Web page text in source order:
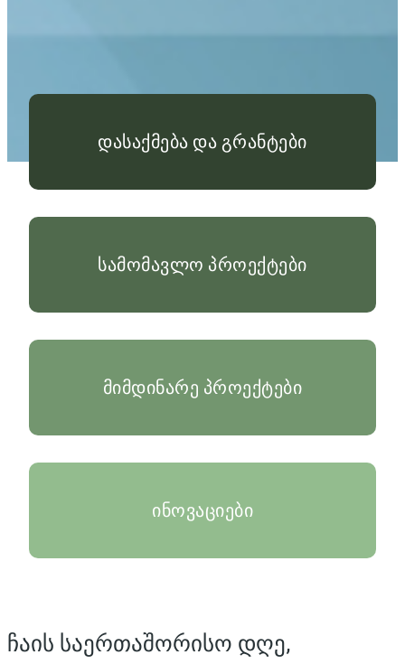
დასაქმება და გრანტები
სამომავლო პროექტები
მიმდინარე პროექტები
ინოვაციები
ჩაის საერთაშორისო დღე,